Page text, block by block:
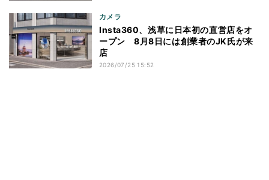
カメラ
Insta360、浅草に日本初の直営店をオ
ープン 8月8日には創業者のJK氏が来
店
2026/07/25 15:52